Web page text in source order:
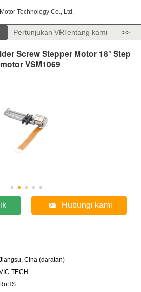
Technology Co., Ltd.
Pertunjukan VRTentang kami >>
Screw Stepper Motor 18° Step
VSM1069
Hubungi kami
Cina (daratan)
TECH
RoHS